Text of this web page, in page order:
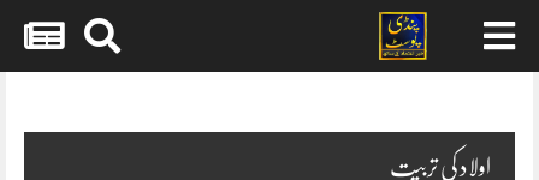
اولاد کی تربیت